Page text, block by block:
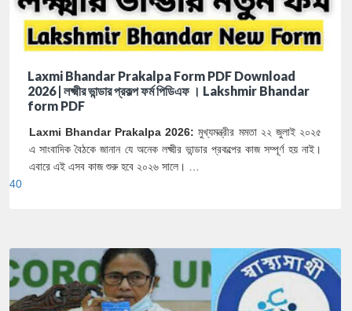
Laxmi Bhandar Prakalpa Form PDF Download
2026 | লক্ষ্মীর ভান্ডার প্রকল্প ফর্ম পিডিএফ । Lakshmir Bhandar
form PDF
Laxmi Bhandar Prakalpa 2026: মুখ্যমন্ত্রীর মমতা ২২ জুলাই ২০২৫
এ সাংবাদিক বৈঠকে জানান যে অনেক লক্ষ্মীর ভান্ডার প্রকল্পের কাজ সম্পূর্ণ হয় নাই।
এবারে এই এসব কাজ শুরু হবে ২০২৬ সালে। …
40